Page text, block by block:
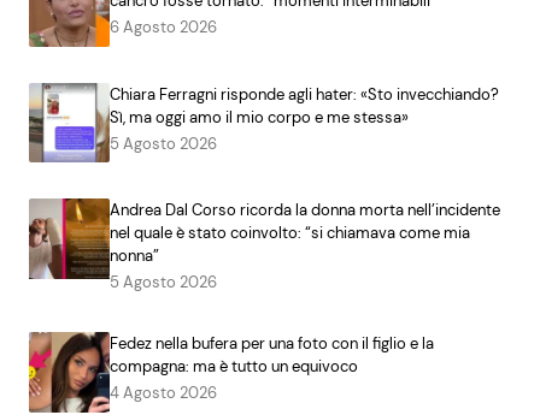
6 Agosto 2026
Chiara Ferragni risponde agli hater: «Sto invecchiando?
Sì, ma oggi amo il mio corpo e me stessa»
5 Agosto 2026
Andrea Dal Corso ricorda la donna morta nell’incidente
nel quale è stato coinvolto: “si chiamava come mia
nonna”
5 Agosto 2026
Fedez nella bufera per una foto con il figlio e la
compagna: ma è tutto un equivoco
4 Agosto 2026